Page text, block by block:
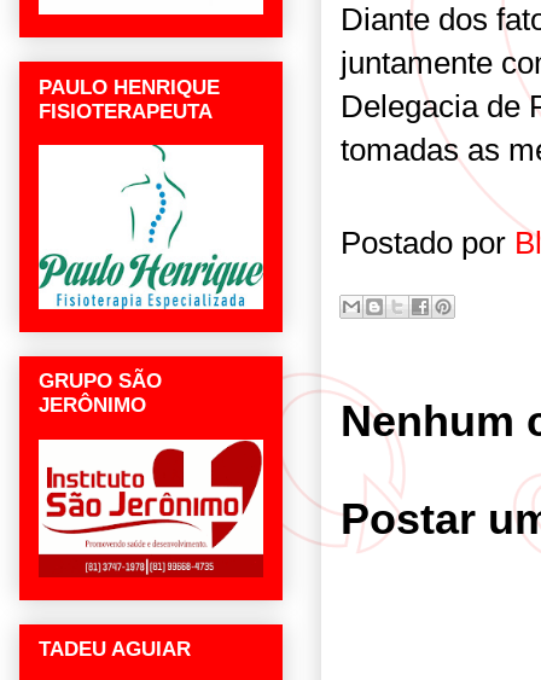
Diante dos
juntamente
Delegacia de
tomadas as
Postado por
Nenhum
Postar
PAULO HENRIQUE
FISIOTERAPEUTA
GRUPO SÃO
JERÔNIMO
TADEU AGUIAR